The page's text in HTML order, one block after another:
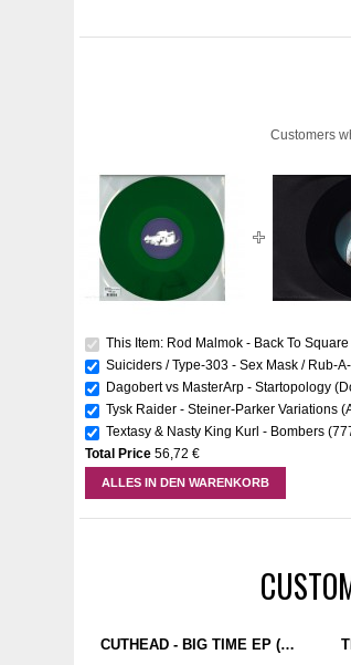
Customers
This Item: Rod Malmok - Back To
Suiciders / Type-303 - Sex Mask / Rub-
Dagobert vs MasterArp - Startopology
Tysk Raider - Steiner-Parker Variations
Textasy & Nasty King Kurl - Bombers
Total Price 56,72 €
ALLES IN DEN WARENKORB
CUTHEAD - BIG TIME EP (RAT LIFE) 12''